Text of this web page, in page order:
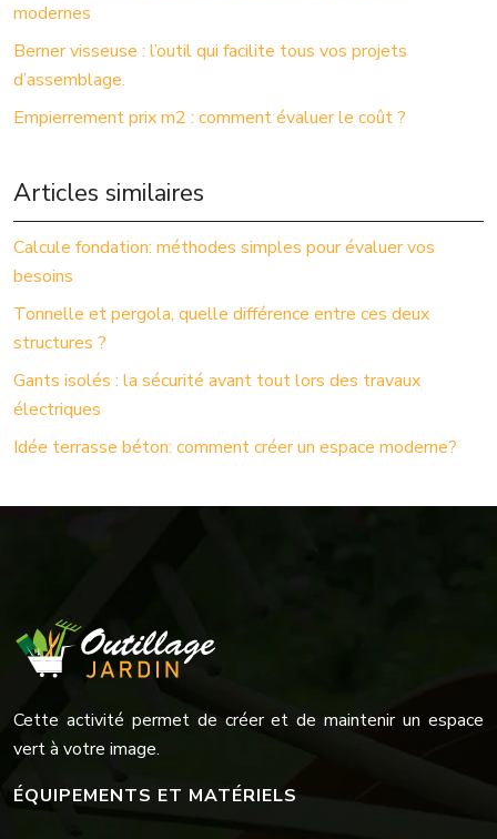
modernes
Berner visseuse : l’outil qui facilite tous vos projets
d’assemblage.
Empierrement prix m2 : comment évaluer le coût ?
Articles similaires
Calcule fondation: méthodes simples pour évaluer vos
besoins
Tonnelle et pergola, quelle différence entre ces deux
structures ?
Gants isolés : la sécurité avant tout lors des travaux
électriques
Idée terrasse béton: comment créer un espace moderne?
Cette activité permet de créer et de maintenir un espace
vert à votre image.
ÉQUIPEMENTS ET MATÉRIELS